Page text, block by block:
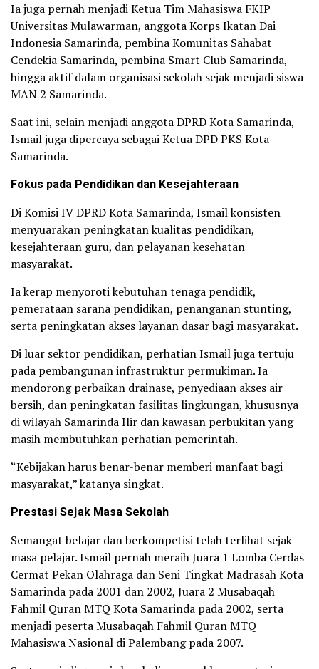
Ia juga pernah menjadi Ketua Tim Mahasiswa FKIP
Universitas Mulawarman, anggota Korps Ikatan Dai
Indonesia Samarinda, pembina Komunitas Sahabat
Cendekia Samarinda, pembina Smart Club Samarinda,
hingga aktif dalam organisasi sekolah sejak menjadi siswa
MAN 2 Samarinda.
Saat ini, selain menjadi anggota DPRD Kota Samarinda,
Ismail juga dipercaya sebagai Ketua DPD PKS Kota
Samarinda.
Fokus pada Pendidikan dan Kesejahteraan
Di Komisi IV DPRD Kota Samarinda, Ismail konsisten
menyuarakan peningkatan kualitas pendidikan,
kesejahteraan guru, dan pelayanan kesehatan
masyarakat.
Ia kerap menyoroti kebutuhan tenaga pendidik,
pemerataan sarana pendidikan, penanganan stunting,
serta peningkatan akses layanan dasar bagi masyarakat.
Di luar sektor pendidikan, perhatian Ismail juga tertuju
pada pembangunan infrastruktur permukiman. Ia
mendorong perbaikan drainase, penyediaan akses air
bersih, dan peningkatan fasilitas lingkungan, khususnya
di wilayah Samarinda Ilir dan kawasan perbukitan yang
masih membutuhkan perhatian pemerintah.
“Kebijakan harus benar-benar memberi manfaat bagi
masyarakat,” katanya singkat.
Prestasi Sejak Masa Sekolah
Semangat belajar dan berkompetisi telah terlihat sejak
masa pelajar. Ismail pernah meraih Juara 1 Lomba Cerdas
Cermat Pekan Olahraga dan Seni Tingkat Madrasah Kota
Samarinda pada 2001 dan 2002, Juara 2 Musabaqah
Fahmil Quran MTQ Kota Samarinda pada 2002, serta
menjadi peserta Musabaqah Fahmil Quran MTQ
Mahasiswa Nasional di Palembang pada 2007.